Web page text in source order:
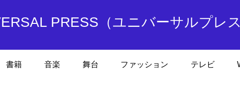
PRESS（ユニバーサルプレス
書籍 音楽 舞台 ファッション テレビ